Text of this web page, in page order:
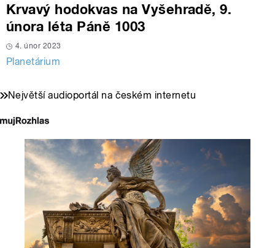
Krvavý hodokvas na Vyšehradě, 9.
února léta Páně 1003
4. únor 2023
Planetárium
Největší audioportál na českém internetu